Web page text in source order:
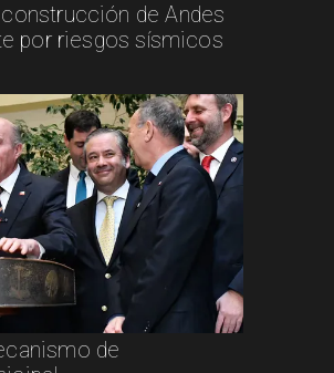
de Andes
por riesgos sísmicos
de